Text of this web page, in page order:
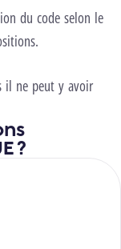
du code selon le
il ne peut y avoir
?